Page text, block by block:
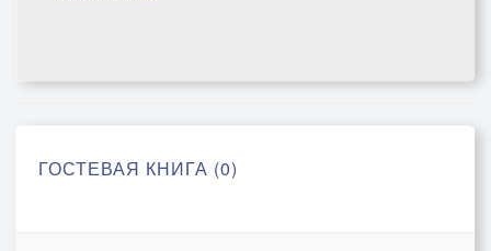
ГОСТЕВАЯ КНИГА (0)